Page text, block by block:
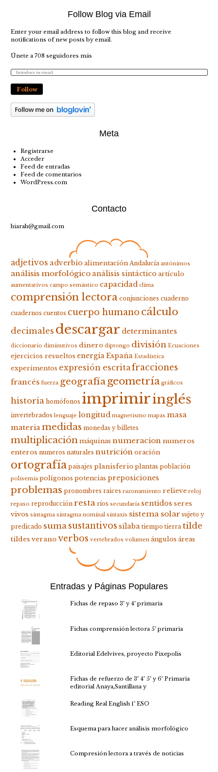
Follow Blog via Email
Enter your email address to follow this blog and receive
notifications of new posts by email.
Únete a 708 seguidores más
Follow
Meta
Registrarse
Acceder
Feed de entradas
Feed de comentarios
WordPress.com
Contacto
hiarah@gmail.com
adjetivos adverbio alimentación Andalucía antónimos
análisis morfológico análisis sintáctico artículo
aumentativos campo semántico capacidad clima
comprensión lectora conjunciones cuaderno
cuadernos cuentos cuerpo humano cálculo
decimales descargar determinantes
diccionario diminutivos dinero diptongo división Ecuaciones
ejercicios resueltos energíaEspaña Estadística
experimentos expresión escritafracciones
francés fuerza geografíageometría gráficos
historia homófonos imprimiringlés
invertebrados lenguaje longitud magnetismo mapas masa
materiamedidas monedas y billetes
multiplicación máquinas numeracion numeros
enteros numeros naturales nutrición oración
ortografía paisajes planisferio plantas población
polisemia polígonos potencias preposiciones
problemas pronombres raices razonamiento relieve reloj
repaso reproducción resta ríos secundaria sentidos seres
vivos sintagma sintagma nominal sintaxis sistema solar sujeto y
predicado sumasustantivos sílaba tiempo tierra tilde
tildes verano verbos vertebrados volumen ángulos áreas
Entradas y Páginas Populares
Fichas de repaso 3º y 4º primaria
Fichas comprensión lectora 5º primaria
Editorial Edelvives, proyecto Pixepolis
Fichas de refuerzo de 3º 4º 5º y 6º Primaria
editorial Anaya,Santillana y
Reading Real English 1º ESO
Esquema para hacer análisis morfológico
Compresión lectora a través de noticias